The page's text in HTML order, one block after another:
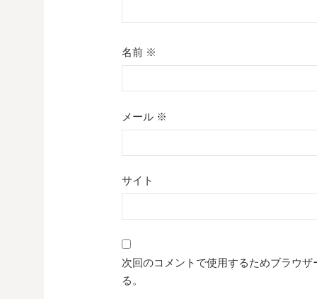
名前 ※
メール ※
サイト
次回のコメントで使用するためブラウ
る。